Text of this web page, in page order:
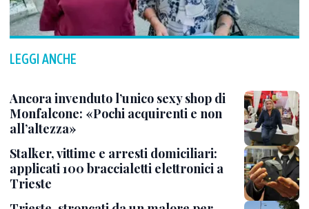
LEGGI ANCHE
Ancora invenduto l’unico sexy shop di
Monfalcone: «Pochi acquirenti e non
all’altezza»
Stalker, vittime e arresti domiciliari:
applicati 100 braccialetti elettronici a
Trieste